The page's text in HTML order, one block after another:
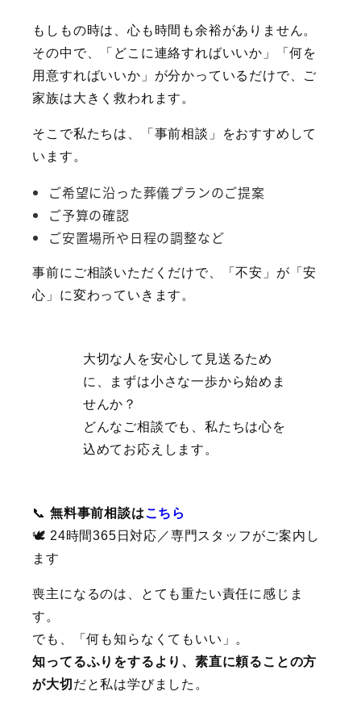
もしもの時は、心も時間も余裕がありません。
その中で、「どこに連絡すればいいか」「何を
用意すればいいか」が分かっているだけで、ご
家族は大きく救われます。
そこで私たちは、「事前相談」をおすすめして
います。
ご希望に沿った葬儀プランのご提案
ご予算の確認
ご安置場所や日程の調整など
事前にご相談いただくだけで、「不安」が「安
心」に変わっていきます。
大切な人を安心して見送るため
に、まずは小さな一歩から始めま
せんか？
どんなご相談でも、私たちは心を
込めてお応えします。
📞 無料事前相談はこちら
🕊 24時間365日対応／専門スタッフがご案内し
ます
喪主になるのは、とても重たい責任に感じま
す。
でも、「何も知らなくてもいい」。
知ってるふりをするより、素直に頼ることの方
が大切 だと私は学びました。